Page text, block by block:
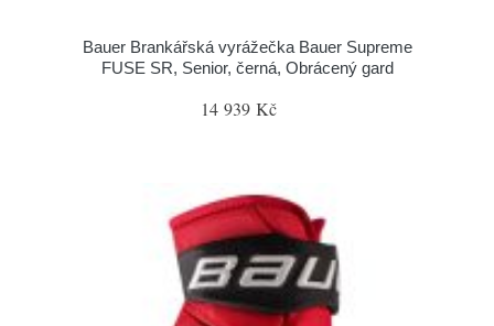
Bauer Brankářská vyrážečka Bauer Supreme
FUSE SR, Senior, černá, Obrácený gard
14 939 Kč